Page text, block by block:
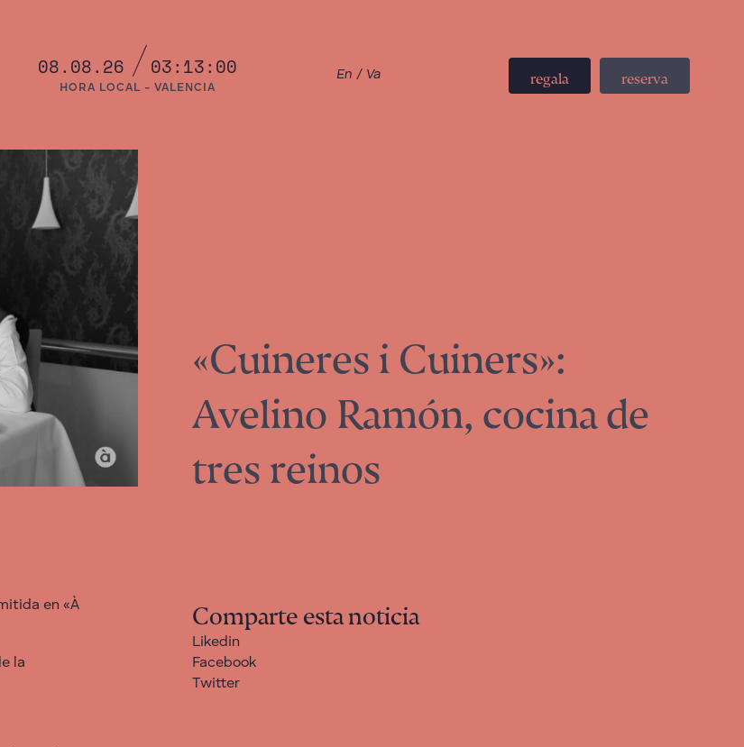
08.08.26 03:13:01
HORA LOCAL - VALENCIA
En / Va regala reserva
«Cuineres i Cuiners»:
Avelino Ramón, cocina de
tres reinos
en «À
la
Comparte esta noticia
Likedin
Facebook
Twitter